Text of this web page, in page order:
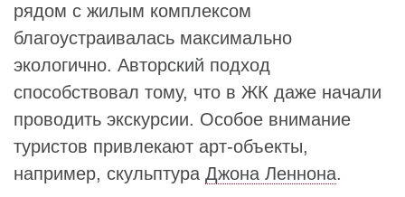
рядом с жилым комплексом
благоустраивалась максимально
экологично. Авторский подход
способствовал тому, что в ЖК даже начали
проводить экскурсии. Особое внимание
туристов привлекают арт-объекты,
например, скульптура Джона Леннона.